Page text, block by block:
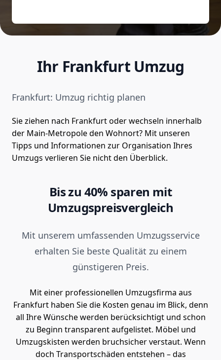
Ihr Frankfurt Umzug
Frankfurt: Umzug richtig planen
Sie ziehen nach Frankfurt oder wechseln innerhalb
der Main-Metropole den Wohnort? Mit unseren
Tipps und Informationen zur Organisation Ihres
Umzugs verlieren Sie nicht den Überblick.
Bis zu 40% sparen mit
Umzugspreisvergleich
Mit unserem umfassenden Umzugsservice
erhalten Sie beste Qualität zu einem
günstigeren Preis.
Mit einer professionellen Umzugsfirma aus
Frankfurt haben Sie die Kosten genau im Blick, denn
all Ihre Wünsche werden berücksichtigt und schon
zu Beginn transparent aufgelistet. Möbel und
Umzugskisten werden bruchsicher verstaut. Wenn
doch Transportschäden entstehen – das